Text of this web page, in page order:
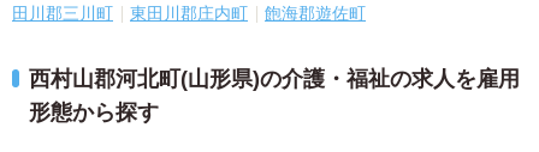
田川郡三川町
東田川郡庄内町 飽海郡遊佐町
西村山郡河北町(山形県)の介護・福祉の求人を雇用
形態から探す